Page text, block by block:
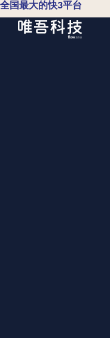
全国最大的快3平台